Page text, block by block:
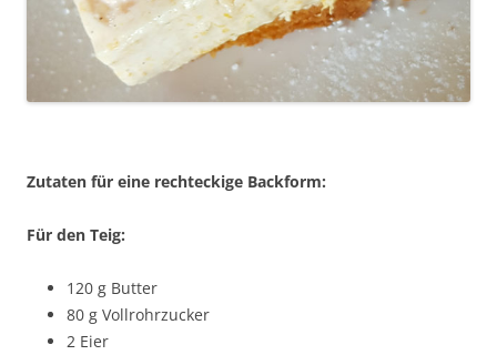
Zutaten für eine rechteckige Backform:
Für den Teig:
120 g Butter
80 g Vollrohrzucker
2 Eier